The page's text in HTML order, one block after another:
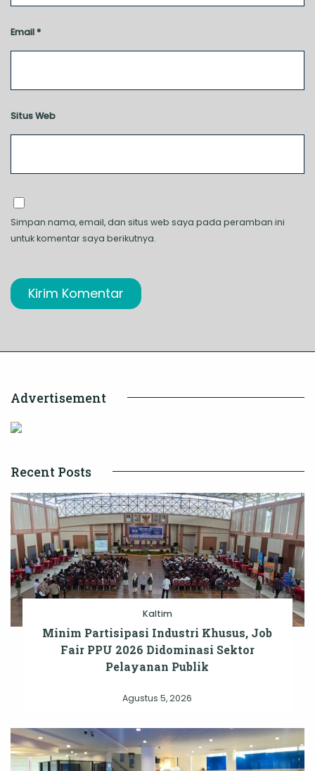
Email *
Situs Web
Simpan nama, email, dan situs web saya pada peramban ini
untuk komentar saya berikutnya.
Advertisement
Recent Posts
Kaltim
Minim Partisipasi Industri Khusus, Job
Fair PPU 2026 Didominasi Sektor
Pelayanan Publik
Agustus 5, 2026